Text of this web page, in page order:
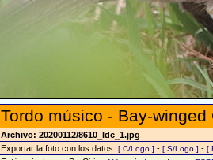
Tordo músico - Bay-
Archivo: 20200112/8610_ldc_1.jpg
Exportar la foto con los datos: [ C/Logo ] - [ S/Logo ] - [